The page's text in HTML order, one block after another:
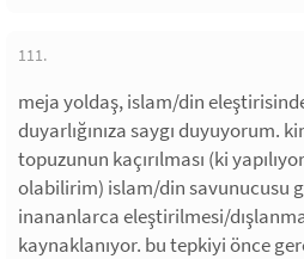
111.
meja yoldaş, islam/din
duyarlığınıza saygı duyuyorum.
topuzunun kaçırılması (ki
olabilirim) islam/din savunucusu
inananlarca eleştirilmesi/
kaynaklanıyor. bu tepkiyi önce